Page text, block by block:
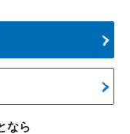
なら